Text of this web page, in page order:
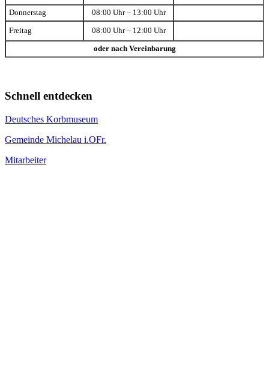
Donnerstag 08:00 Uhr – 13:00 Uhr
Freitag 08:00 Uhr – 12:00 Uhr
oder nach Vereinbarung
Schnell entdecken
Deutsches Korbmuseum
Gemeinde Michelau i.OFr.
Mitarbeiter